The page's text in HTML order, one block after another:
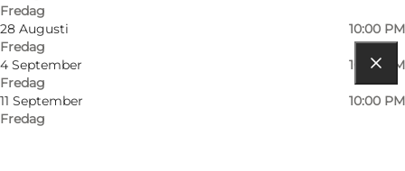
Fredag
28 Augusti
Fredag
10:00 PM
4 September
Fredag
10:00 PM
11 September
Fredag
10:00 PM